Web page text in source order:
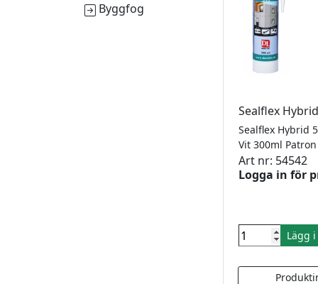
Byggfog
Sealflex
Vit 300ml
Art nr: 54542
Logga in för
Lägg